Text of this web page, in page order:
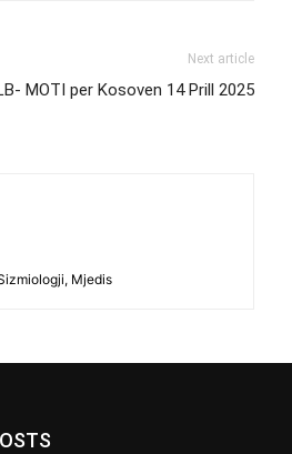
Next article
MOTI per Kosoven 14 Prill 2025
Mjedis